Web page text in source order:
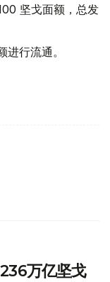
坚戈面额，总发
行流通。
万亿坚戈